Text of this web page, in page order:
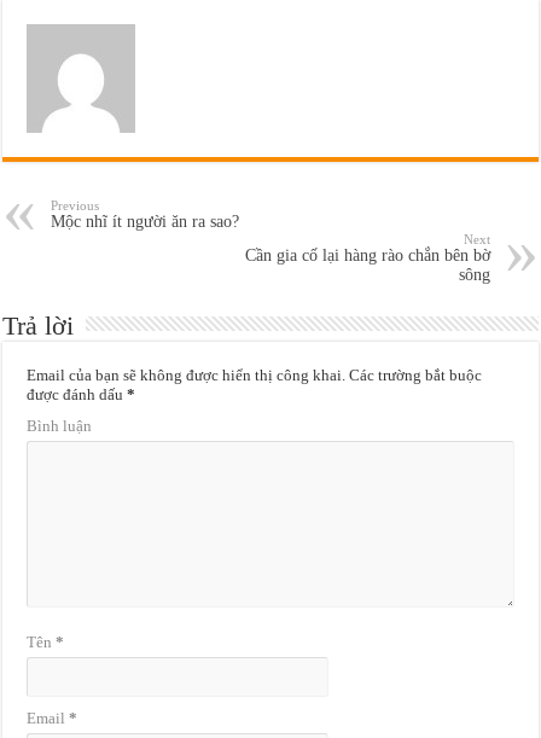
Previous
Mộc nhĩ ít người ăn ra sao?
Next
Cần gia cố lại hàng rào chắn bên bờ
sông
Trả lời
Email của bạn sẽ không được hiển thị công khai. Các trường bắt buộc
được đánh dấu*
Bình luận
Tên*
Email*